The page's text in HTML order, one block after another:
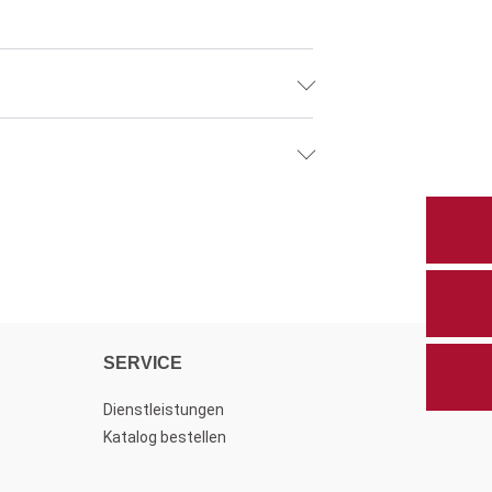
SERVICE
Dienstleistungen
Katalog bestellen